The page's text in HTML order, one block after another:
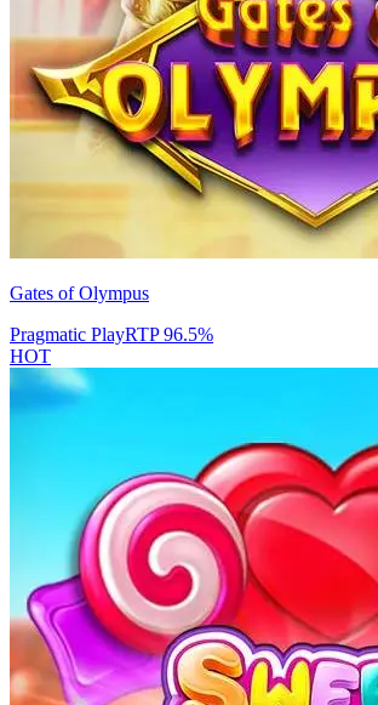
Gates of Olympus
Pragmatic PlayRTP96.5%
HOT